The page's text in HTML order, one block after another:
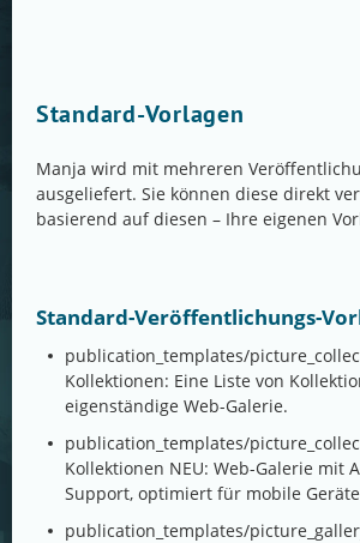
Standard-Vorlagen
Manja wird mit mehreren
ausgeliefert. Sie können diese direkt
basierend auf diesen – Ihre eigenen
Standard-Veröffentlichungs-
publication_templates/
Kollektionen: Eine Liste von
eigenständige Web-Galerie.
publication_templates/
Kollektionen NEU: Web-Galerie mit
Support, optimiert für mobile
publication_templates/